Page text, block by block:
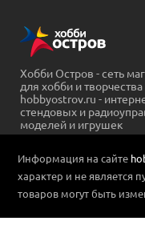
Хобби Остров - сеть
для хобби и творчества
hobbyostrov.ru -
стендовых и
моделей и игрушек
Информация на сайте
характер и не является
товаров могут быть